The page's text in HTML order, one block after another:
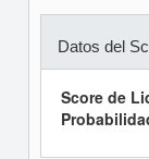
Datos del
Score de